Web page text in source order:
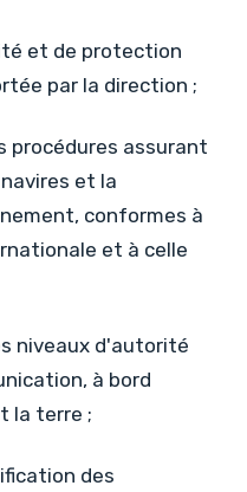
et de protection
par la direction ;
procédures assurant
et la
conformes à
et à celle
niveaux d'autorité
à bord
la terre ;
des